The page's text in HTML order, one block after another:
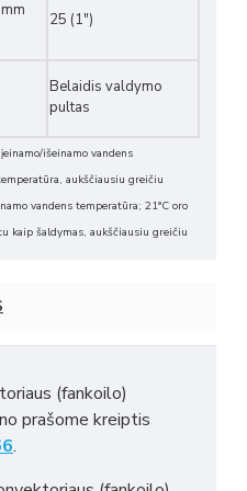
25 (1")
Belaidis valdymo
pultas
išeinamo vandens
aukščiausiu greičiu
vandens temperatūra; 21°C oro
kaip šaldymas, aukščiausiu greičiu
(fankoilo)
prašome kreiptis
.